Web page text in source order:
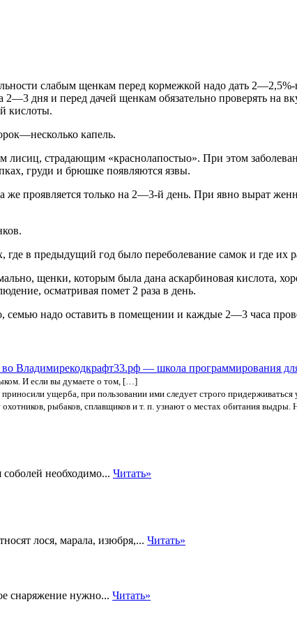
слабым щенкам перед кормежкой надо дать
2—3 дня и перед дачей щенкам обязательно проверять
кислоты.
капель.
лисиц, страдающим «краснолапостыо». При этом
груди и брюшке появляются язвы.
проявляется только на 2—3-й день. При явно вырат
где в предыдущий год было переболевание самок и где
щенки, которым была дана аскарбиновая кислота,
осматривая помет 2 раза в день.
надо оставить в помещении и каждые 2—3 часа
кодкрафт33.рф — школа программирования
И если вы думаете о том, […]
ущерба, при пользовании ими следует строго
рыбаков, сплавщиков и т. п. узнают о местах обитания
необходимо... Читать»
лося, марала, изюбря,... Читать»
снаряжение нужно... Читать»